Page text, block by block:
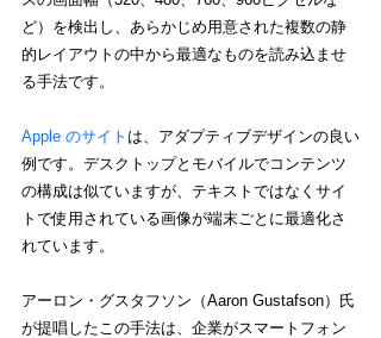
ど）を検出し、あらかじめ用意された複数の静
的レイアウトの中から最適なものを読み込ませ
る手法です。
Apple のサイト は、アダプティブデザインの良い
例です。デスクトップとモバイルでコンテンツ
の構成は似ていますが、テキストではなくサイ
トで使用されている画像が端末ごとに最適化さ
れています。
アーロン・グスタフソン（Aaron Gustafson）氏
が提唱したこの手法は、企業がスマートフォン